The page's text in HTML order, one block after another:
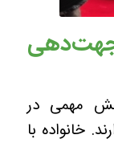
مهمی در
خانواده با